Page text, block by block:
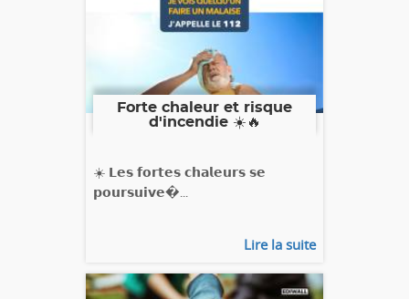
Forte chaleur et risque
d'incendie ☀️🔥
☀️ 𝗟𝗲𝘀 𝗳𝗼𝗿𝘁𝗲𝘀 𝗰𝗵𝗮𝗹𝗲𝘂𝗿𝘀 𝘀𝗲
𝗽𝗼𝘂𝗿𝘀𝘂𝗶𝘃𝗲�...
Lire la suite